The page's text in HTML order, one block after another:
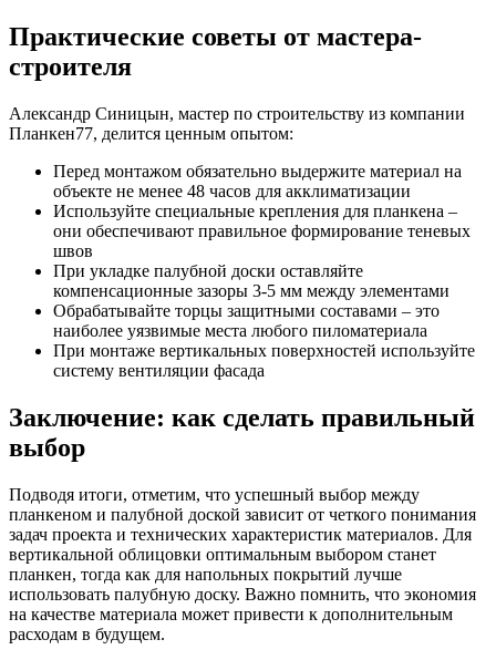
Практические советы от мастера-
строителя
Александр Синицын, мастер по строительству из компании
Планкен77, делится ценным опытом:
Перед монтажом обязательно выдержите материал на
объекте не менее 48 часов для акклиматизации
Используйте специальные крепления для планкена –
они обеспечивают правильное формирование теневых
швов
При укладке палубной доски оставляйте
компенсационные зазоры 3-5 мм между элементами
Обрабатывайте торцы защитными составами – это
наиболее уязвимые места любого пиломатериала
При монтаже вертикальных поверхностей используйте
систему вентиляции фасада
Заключение: как сделать правильный
выбор
Подводя итоги, отметим, что успешный выбор между
планкеном и палубной доской зависит от четкого понимания
задач проекта и технических характеристик материалов. Для
вертикальной облицовки оптимальным выбором станет
планкен, тогда как для напольных покрытий лучше
использовать палубную доску. Важно помнить, что экономия
на качестве материала может привести к дополнительным
расходам в будущем.